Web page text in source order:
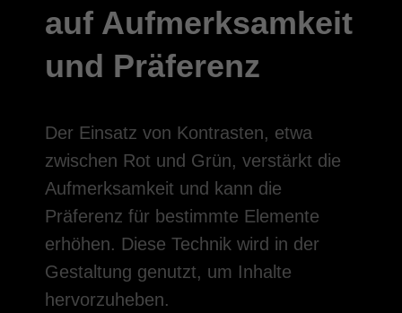
auf Aufmerksamkeit
und Präferenz
Der Einsatz von Kontrasten, etwa
zwischen Rot und Grün, verstärkt die
Aufmerksamkeit und kann die
Präferenz für bestimmte Elemente
erhöhen. Diese Technik wird in der
Gestaltung genutzt, um Inhalte
hervorzuheben.